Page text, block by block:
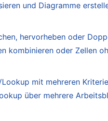
und Diagramme
hervorheben oder
kombinieren oder Zellen
mit mehreren
über mehrere